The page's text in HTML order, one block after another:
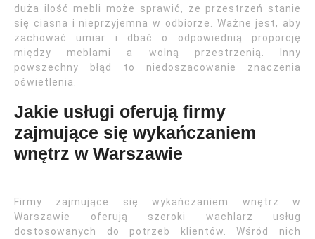
duża ilość mebli może sprawić, że przestrzeń stanie
się ciasna i nieprzyjemna w odbiorze. Ważne jest, aby
zachować umiar i dbać o odpowiednią proporcję
między meblami a wolną przestrzenią. Inny
powszechny błąd to niedoszacowanie znaczenia
oświetlenia.
Jakie usługi oferują firmy
zajmujące się wykańczaniem
wnętrz w Warszawie
Firmy zajmujące się wykańczaniem wnętrz w
Warszawie oferują szeroki wachlarz usług
dostosowanych do potrzeb klientów. Wśród nich